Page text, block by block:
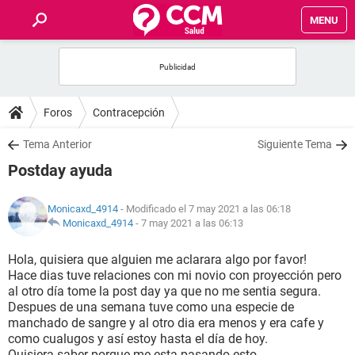
MENU
FOROS
SALUD
NUTRICIÓN
BIENESTAR
SEXUALIDAD
GLOSARIO
Foros Contracepción
Tema Anterior Siguiente Tema
Postday ayuda
Monicaxd_4914 - Modificado el 7 may 2021 a las 06:18
Monicaxd_4914 - 7 may 2021 a las 06:13
Hola, quisiera que alguien me aclarara algo por favor!
Hace dias tuve relaciones con mi novio con proyección pero
al otro día tome la post day ya que no me sentia segura.
Despues de una semana tuve como una especie de
manchado de sangre y al otro dia era menos y era cafe y
como cualugos y así estoy hasta el día de hoy.